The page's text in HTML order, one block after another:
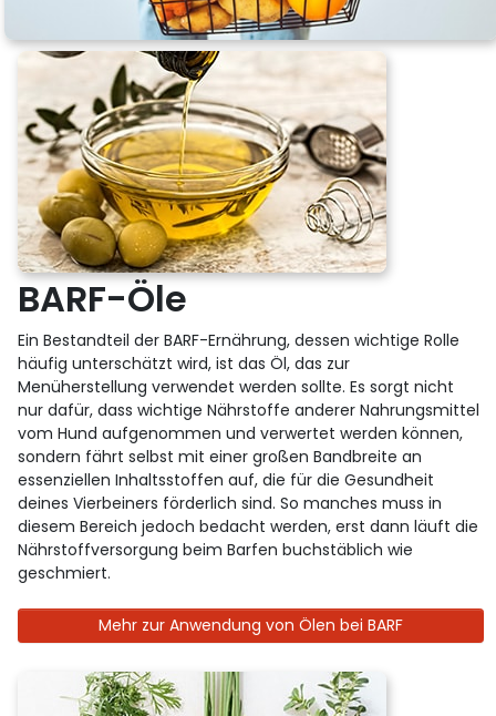
BARF-Öle
Ein Bestandteil der BARF-Ernährung, dessen wichtige Rolle
häufig unterschätzt wird, ist das Öl, das zur
Menüherstellung verwendet werden sollte. Es sorgt nicht
nur dafür, dass wichtige Nährstoffe anderer Nahrungsmittel
vom Hund aufgenommen und verwertet werden können,
sondern fährt selbst mit einer großen Bandbreite an
essenziellen Inhaltsstoffen auf, die für die Gesundheit
deines Vierbeiners förderlich sind. So manches muss in
diesem Bereich jedoch bedacht werden, erst dann läuft die
Nährstoffversorgung beim Barfen buchstäblich wie
geschmiert.
Mehr zur Anwendung von Ölen bei BARF